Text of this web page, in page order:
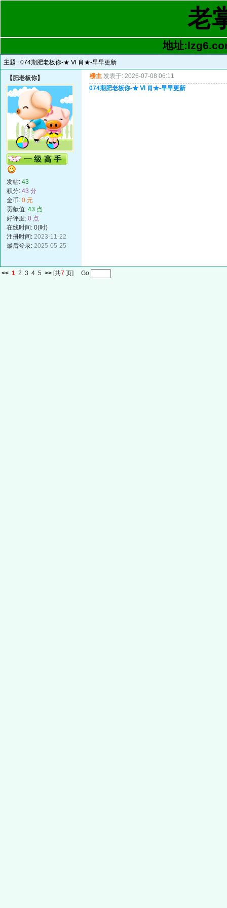
老
地址
主题 : 074期肥老板你-★ Ⅵ 肖★-早早更新
【肥老板你】
发帖: 43
积分: 43 分
金币: 0 元
贡献值: 43 点
好评度: 0 点
在线时间: 0(时)
注册时间: 2023-11-22
最后登录: 2025-05-25
楼主 发表于: 2026-07-08 06:11
074期肥老板你-★ Ⅵ 肖★-早早更新
<< 1 2 3 4 5 >> [共7 页] Go